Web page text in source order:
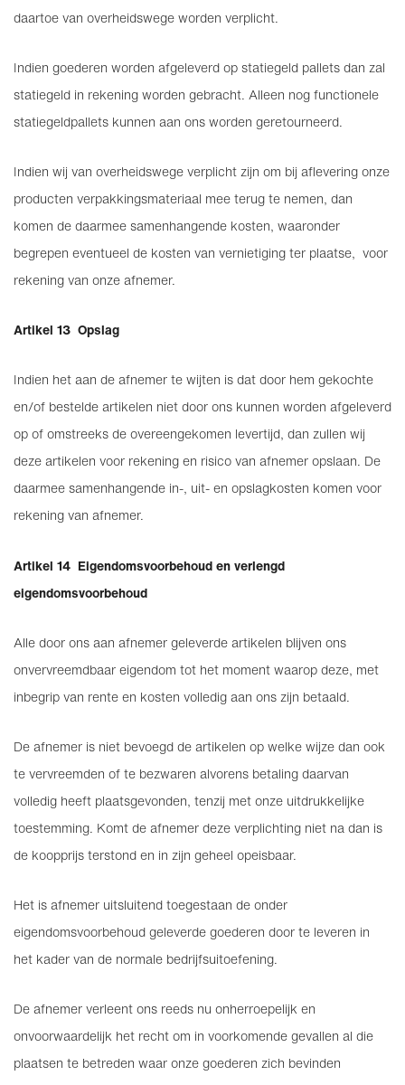
daartoe van overheidswege worden verplicht.
Indien goederen worden afgeleverd op statiegeld pallets dan zal
statiegeld in rekening worden gebracht. Alleen nog functionele
statiegeldpallets kunnen aan ons worden geretourneerd.
Indien wij van overheidswege verplicht zijn om bij aflevering onze
producten verpakkingsmateriaal mee terug te nemen, dan
komen de daarmee samenhangende kosten, waaronder
begrepen eventueel de kosten van vernietiging ter plaatse, voor
rekening van onze afnemer.
Artikel 13 Opslag
Indien het aan de afnemer te wijten is dat door hem gekochte
en/of bestelde artikelen niet door ons kunnen worden afgeleverd
op of omstreeks de overeengekomen levertijd, dan zullen wij
deze artikelen voor rekening en risico van afnemer opslaan. De
daarmee samenhangende in-, uit- en opslagkosten komen voor
rekening van afnemer.
Artikel 14 Eigendomsvoorbehoud en verlengd
eigendomsvoorbehoud
Alle door ons aan afnemer geleverde artikelen blijven ons
onvervreemdbaar eigendom tot het moment waarop deze, met
inbegrip van rente en kosten volledig aan ons zijn betaald.
De afnemer is niet bevoegd de artikelen op welke wijze dan ook
te vervreemden of te bezwaren alvorens betaling daarvan
volledig heeft plaatsgevonden, tenzij met onze uitdrukkelijke
toestemming. Komt de afnemer deze verplichting niet na dan is
de koopprijs terstond en in zijn geheel opeisbaar.
Het is afnemer uitsluitend toegestaan de onder
eigendomsvoorbehoud geleverde goederen door te leveren in
het kader van de normale bedrijfsuitoefening.
De afnemer verleent ons reeds nu onherroepelijk en
onvoorwaardelijk het recht om in voorkomende gevallen al die
plaatsen te betreden waar onze goederen zich bevinden